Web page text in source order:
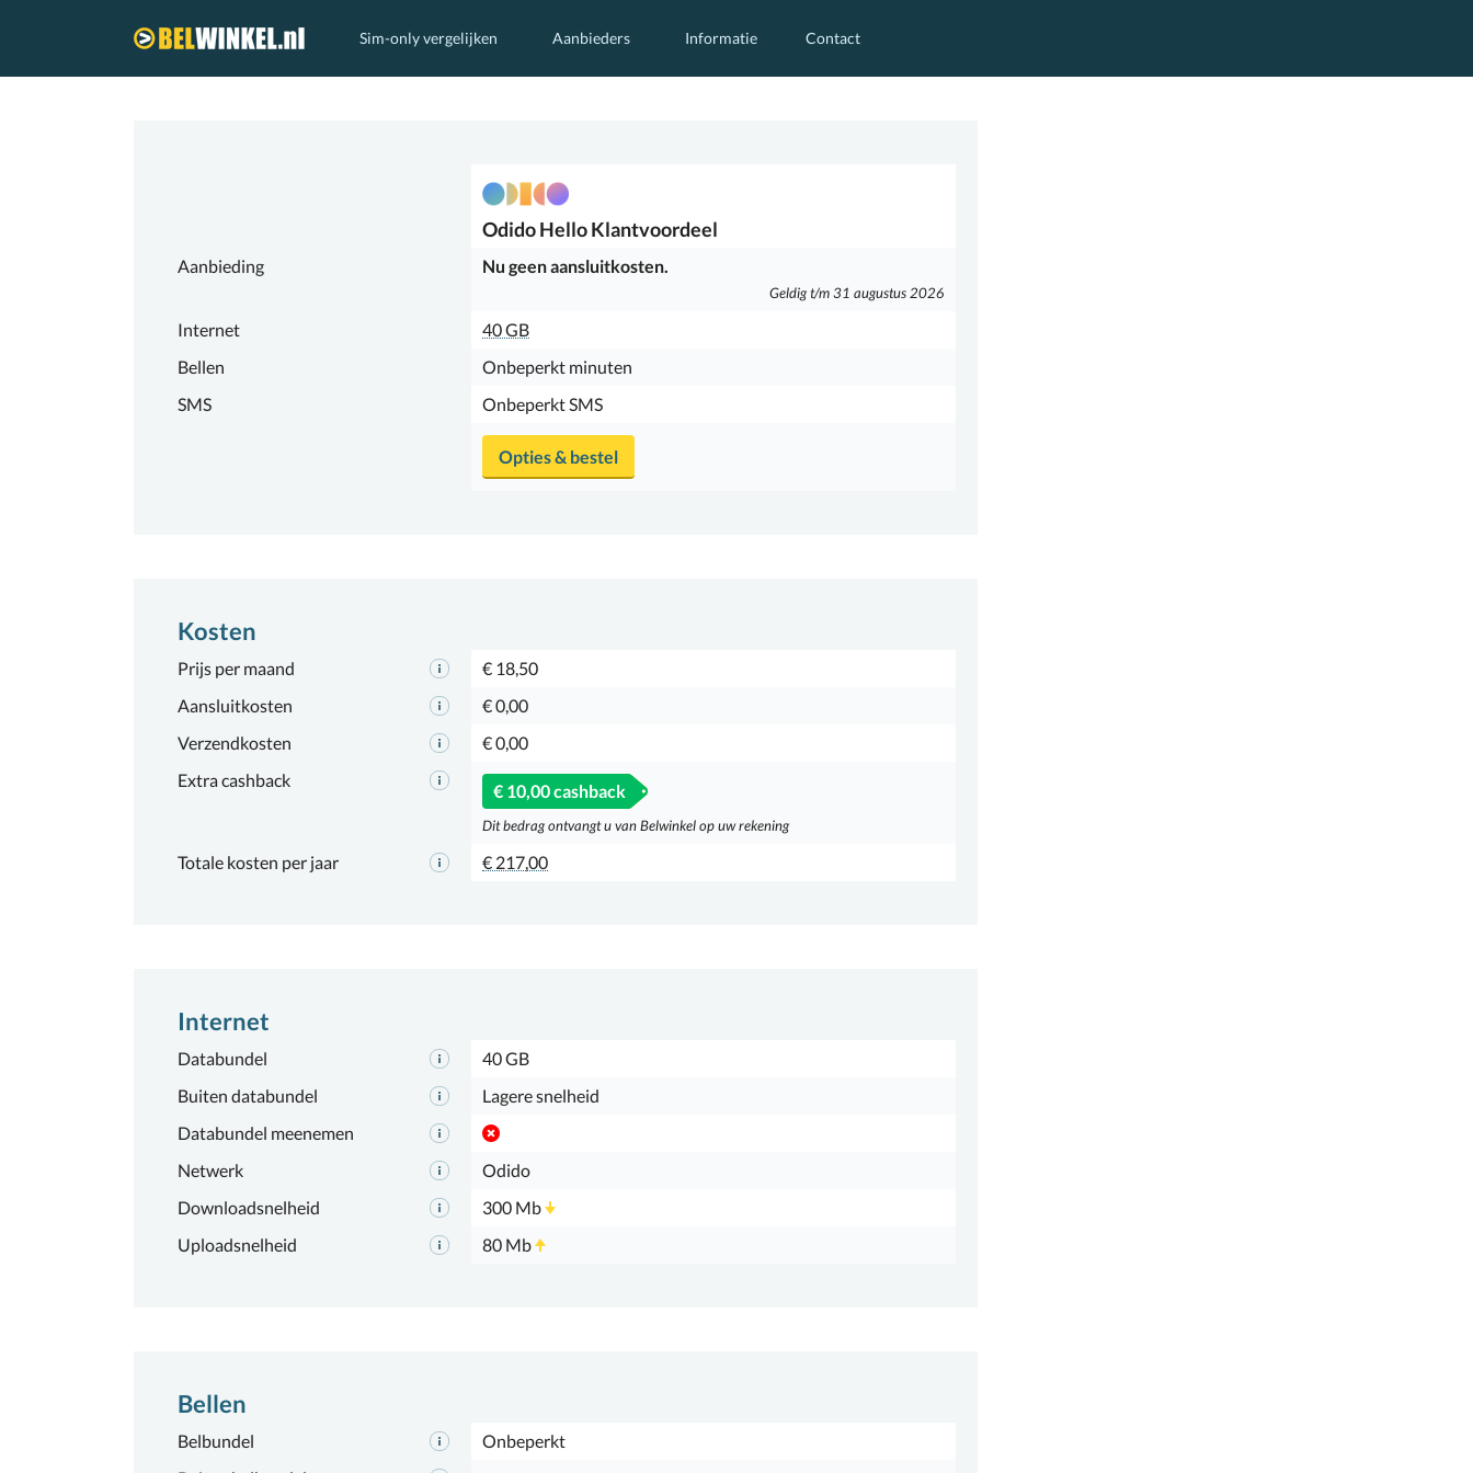
Sim-only vergelijken Aanbieders Informatie Contact
OdidoHello Klantvoordeel
Aanbieding Nu geen aansluitkosten.
Geldig t/m 31 augustus 2026
Internet
40 GB
Bellen
Onbeperkt minuten
SMS
Onbeperkt SMS
Opties & bestel
Kosten
Prijs per maand
€ 18,50
Aansluitkosten
€ 0,00
Verzendkosten
€ 0,00
Extra cashback
€ 10,00 cashback
Dit bedrag ontvangt u van Belwinkel op uw rekening
Totale kosten per jaar € 217,00
Internet
Databundel
40 GB
Buiten databundel
Lagere snelheid
Databundel meenemen
Netwerk
Odido
Downloadsnelheid
300 Mb
Uploadsnelheid
80 Mb
Bellen
Belbundel
Onbeperkt